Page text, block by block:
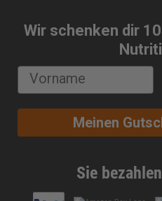
Wir schenken dir
Meinen
Sie